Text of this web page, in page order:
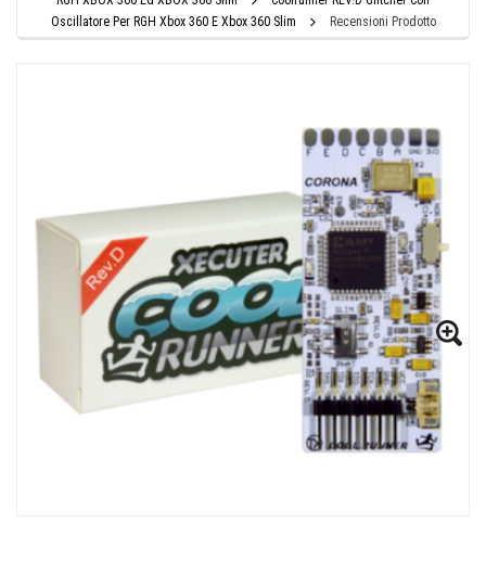
Oscillatore Per RGH Xbox 360 E Xbox 360 Slim
Recensioni Prodotto